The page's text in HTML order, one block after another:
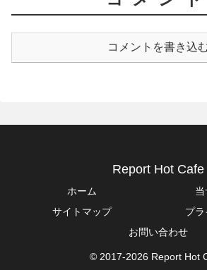
コメントを書き込
Report Hot Cafe
ホーム
サイトマップ
プ
お問い合わせ
© 2017-2026 Report Hot